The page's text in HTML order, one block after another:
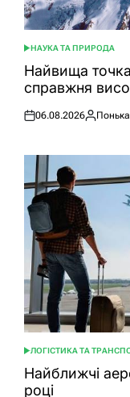
ОПУБЛІКУВАТИ
У
НАУКА ТА ПРИРОДА
Найвища точка
справжня
Оприлюднено
06.08.2026
ОПУБЛІКУВАТИ
У
ЛОГІСТИКА ТА
Найближчі
році